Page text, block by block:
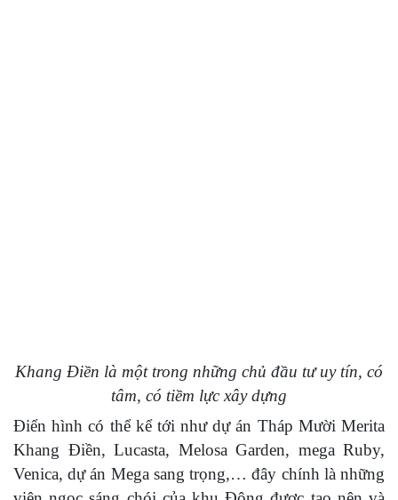
Khang Điền là một trong những chủ đầu tư uy tín, có
tâm, có tiềm lực xây dựng
Điển hình có thể kể tới như dự án Tháp Mười Merita
Khang Điền, Lucasta, Melosa Garden, mega Ruby,
Venica, dự án Mega sang trọng,… đây chính là những